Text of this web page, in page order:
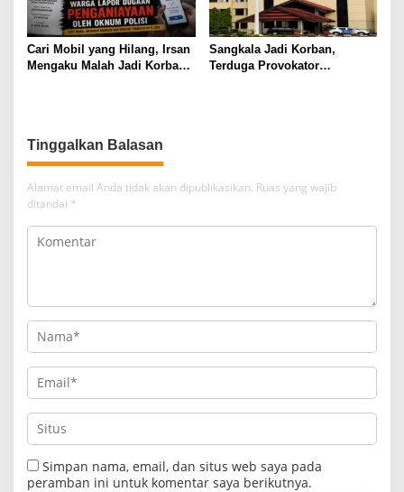
Cari Mobil yang Hilang, Irsan
Mengaku Malah Jadi Korban
Sangkala Jadi Korban,
Terduga Provokator
Tinggalkan Balasan
Alamat email Anda tidak akan dipublikasikan. Ruas yang wajib
ditandai *
Simpan nama, email, dan situs web saya pada
peramban ini untuk komentar saya berikutnya.